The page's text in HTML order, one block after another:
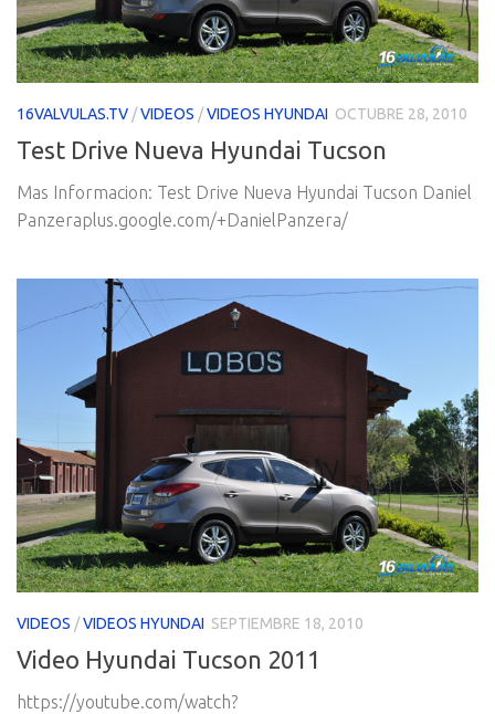
16VALVULAS.TV /VIDEOS /VIDEOS HYUNDAI OCTUBRE 28, 2010
Test Drive Nueva Hyundai Tucson
Mas Informacion: Test Drive Nueva Hyundai Tucson Daniel
Panzeraplus.google.com/+DanielPanzera/
VIDEOS /VIDEOS HYUNDAI SEPTIEMBRE 18, 2010
Video Hyundai Tucson 2011
https://youtube.com/watch?